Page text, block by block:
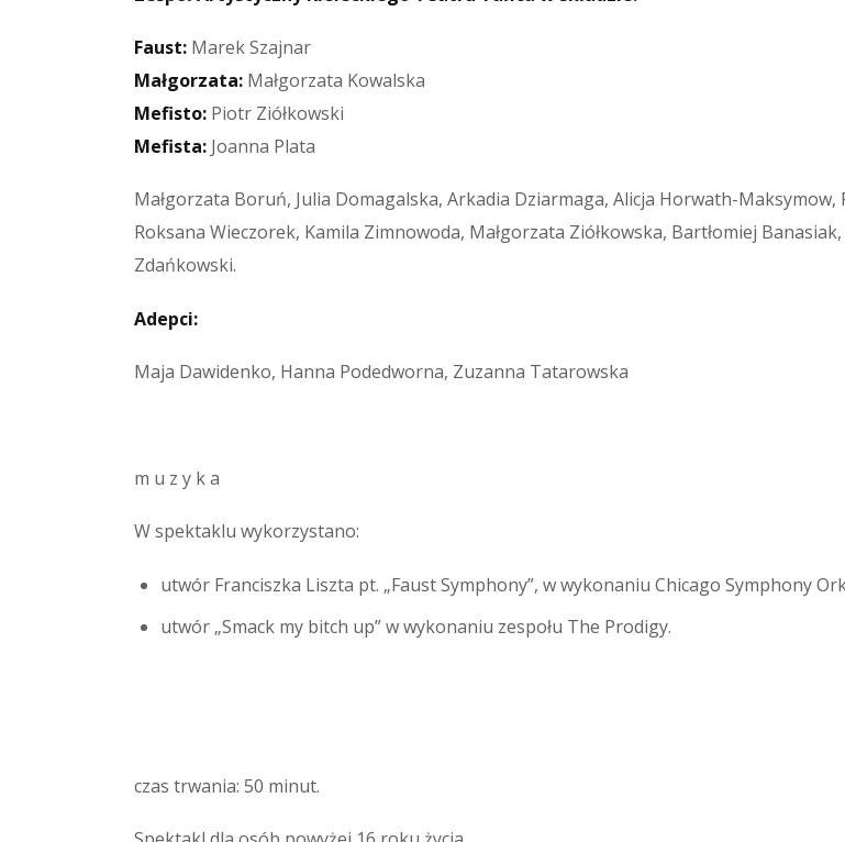
Faust: Marek Szajnar
Małgorzata: Małgorzata Kowalska
Mefisto: Piotr Ziółkowski
Mefista: Joanna Plata
Małgorzata Boruń, Julia Domagalska, Arkadia Dziarmaga, Alicja Horwath-
Roksana Wieczorek, Kamila Zimnowoda, Małgorzata Ziółkowska, Bartłomiej
Zdańkowski.
Adepci:
Maja Dawidenko, Hanna Podedworna, Zuzanna Tatarowska
m u z y k a
W spektaklu wykorzystano:
utwór Franciszka Liszta pt. „Faust Symphony”, w wykonaniu Chicago Symphony
utwór „Smack my bitch up” w wykonaniu zespołu The Prodigy.
czas trwania: 50 minut.